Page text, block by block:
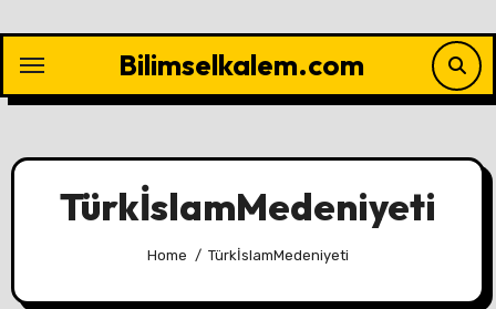
content
Bilimselkalem.com
TürkİslamMedeniyeti
Home TürkİslamMedeniyeti